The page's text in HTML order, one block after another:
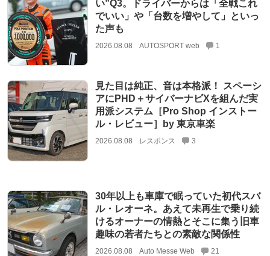
い”Q3。ドライバーからは「全戦これ
でいい」や「台数を増やして」といっ
た声も
2026.08.08 AUTOSPORT web 1
見た目は純正、音は本格派！ スペーシ
アにPHD＋サイバーナビXを組んだ実
用派システム［Pro Shop インストー
ル・レビュー］by 東京車楽
2026.08.08 レスポンス 3
30年以上も車庫で眠っていた初代スバ
ル・レオーネ。あえて未再生で乗り続
けるオーナーの情熱とそこに集う旧車
趣味の若者たちとの素敵な関係性
2026.08.08 Auto Messe Web 21